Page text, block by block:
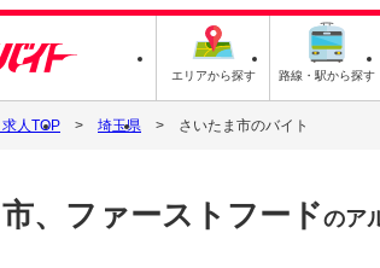
エリアから探す 路線・駅から探す
人TOP 埼玉県 さいたま市のバイト
、ファーストフードのア